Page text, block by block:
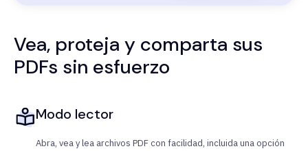
Vea, proteja y comparta sus
PDFs sin esfuerzo
Modo lector
Abra, vea y lea archivos PDF con facilidad, incluida una opción